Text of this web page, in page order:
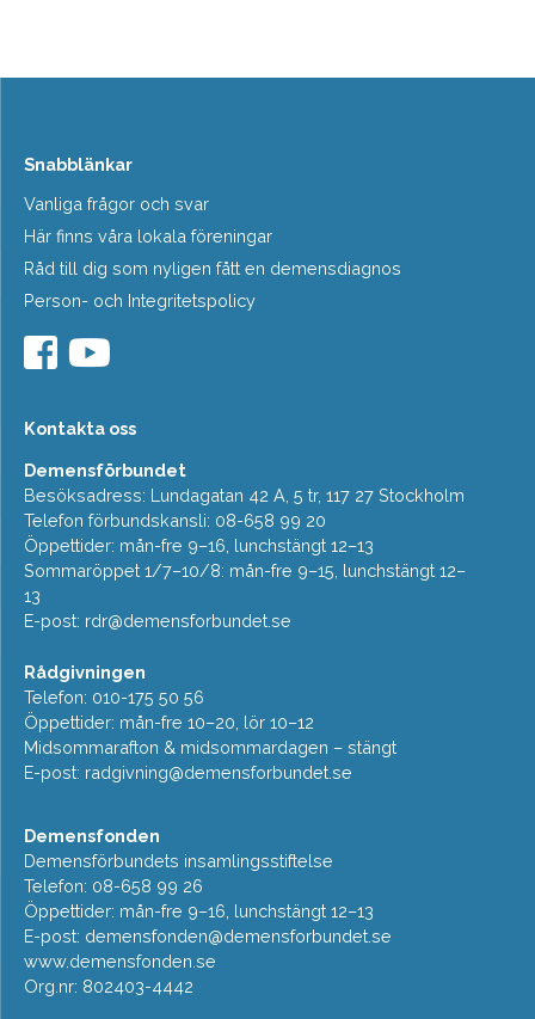
Snabblänkar
Vanliga frågor och svar
Här finns våra lokala föreningar
Råd till dig som nyligen fått en demensdiagnos
Person- och Integritetspolicy
Kontakta oss
Demensförbundet
Besöksadress: Lundagatan 42 A, 5 tr, 117 27 Stockholm
Telefon förbundskansli: 08-658 99 20
Öppettider: mån-fre 9–16, lunchstängt 12–13
Sommaröppet 1/7–10/8: mån-fre 9–15, lunchstängt 12–
13
E-post: rdr@demensforbundet.se
Rådgivningen
Telefon: 010-175 50 56
Öppettider: mån-fre 10–20, lör 10–12
Midsommarafton & midsommardagen – stängt
E-post: radgivning@demensforbundet.se
Demensfonden
Demensförbundets insamlingsstiftelse
Telefon: 08-658 99 26
Öppettider: mån-fre 9–16, lunchstängt 12–13
E-post: demensfonden@demensforbundet.se
www.demensfonden.se
Org.nr: 802403-4442